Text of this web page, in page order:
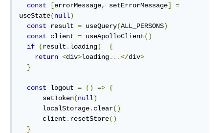
const
[errorMessage, setErrorMessage]
=
useState(null)
const result = useQuery(ALL_PERSONS)
const client = useApolloClient()
if
(result . loading)
{
return <div>loading...</div>
}
const logout = () => {
      setToken
(null)
      localStorage
. clear()
      client
. resetStore()
}